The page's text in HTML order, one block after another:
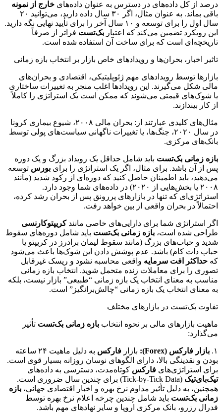
درصد از کل داده‌های در دسترس به عنوان داده‌های خارج از نمونه
باقی بماند. به عنوان مثال، اگر ۳۰ سال داده دارید، می‌توانید ۲۰
سال اول را برای توسعه و ۱۰ سال آخر را برای تأیید نهایی نگه دارید.
این رویکرد تضمین می‌کند که اعتبار بک‌تست فراتر از صرفاً
تاریخچه‌ای است که برای ساخت آن استفاده شده است.
تاثیر اخبار، بحران‌ها و رویدادهای خاص بازار بر انتخاب بازه زمانی
بازارها توسط رویدادهای مهم ژئوپلیتیکی، اقتصادی و بحران‌های
مالی شکل می‌گیرند. این رویدادها اغلب منجر به تغییرات ساختاری
یا شوک‌های قیمتی می‌شوند که ممکن است یک استراتژی را کاملاً
از کار بیندازند.
مثال‌های کلیدی عبارتند از: بحران مالی ۲۰۰۸، شیوع بیماری کرونا
در سال ۲۰۲۰، جنگ‌ها، یا تغییرات ناگهانی سیاست‌های پولی توسط
بانک‌های مرکزی.
بازه زمانی بک‌تست باید شامل حداقل یک رویداد بزرگ و یک دوره
پس از آن باشد. برای مثال، اگر یک استراتژی را برای بورس توسعه
می‌دهید، باید اطمینان حاصل کنید که دوره‌ای از رکود شدید (مانند
۲۰۰۸ یا بخش‌هایی از ۲۰۲۰) در داده‌های شما وجود دارد.
استراتژی‌ای که تنها در بازارهای پررونق پس از بحران رشد کرده،
احتمالاً در بحران واقعی از بین خواهد رفت.
اگر استراتژی شما برای دارایی‌های خاصی مانندکریپتوکارنسی
طراحی شده است، بازه زمانی بک‌تست باید شامل دوره‌های سقوط
شدید و حباب‌های بزرگ (مانند سقوط لیمان برادرز در کریپتو یا
حباب دات کام) باشد. عدم پوشش دادن این شوک‌ها باعث می‌شود
که حداکثر افت سرمایه واقعی محاسبه نشود و ریسک غیرقابل
تصوری را برای معاملات زنده متحمل شوید. انتخاب بازه زمانی
مناسب به معنای انتخاب یک بازه زمانی “طبیعی” بازار نیست، بلکه
به معنای انتخاب یک بازه زمانی “چالش‌برانگیز” است.
تفاوت بک‌تست در بازارهای مختلف
ماهیت بازارهای مالی بر نحوه انتخاب بازه زمانی بک‌تست تأثیر
می‌گذارد:
۱. بازار فارکس (Forex): بازار فارکس
به دلیل ماهیت ۲۴ ساعته
بودن و نقدینگی بالا، دارای الگوهای نوسان روزانه بسیار قوی است.
برای استراتژی‌های فارکس کوتاه‌مدت، دسترسی به داده‌های
تیک‌بای‌تیک
(Tick-by-Tick Data) برای چندین سال ضروری است.
همچنین، به دلیل تأثیر مداوم نرخ بهره و اخبار اقتصادی جهانی، بازه
زمانی بک‌تست باید شامل چندین چرخه اعلام نرخ بهره توسط
فدرال رزرو، بانک مرکزی اروپا و سایر نهادهای مهم باشد.